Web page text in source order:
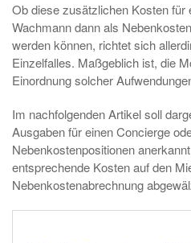
Ob diese zusätzlichen Kosten für
Wachmann dann als
werden können, richtet sich
Einzelfalles. Maßgeblich ist, die
Einordnung solcher
Im nachfolgenden Artikel soll
Ausgaben für einen Concierge
Nebenkostenpositionen
entsprechende Kosten auf den
Nebenkostenabrechnung